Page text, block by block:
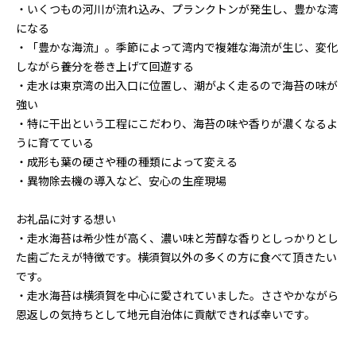
・いくつもの河川が流れ込み、プランクトンが発生し、豊かな湾
になる
・「豊かな海流」。季節によって湾内で複雑な海流が生じ、変化
しながら養分を巻き上げて回遊する
・走水は東京湾の出入口に位置し、潮がよく走るので海苔の味が
強い
・特に干出という工程にこだわり、海苔の味や香りが濃くなるよ
うに育てている
・成形も葉の硬さや種の種類によって変える
・異物除去機の導入など、安心の生産現場
お礼品に対する想い
・走水海苔は希少性が高く、濃い味と芳醇な香りとしっかりとし
た歯ごたえが特徴です。横須賀以外の多くの方に食べて頂きたい
です。
・走水海苔は横須賀を中心に愛されていました。ささやかながら
恩返しの気持ちとして地元自治体に貢献できれば幸いです。